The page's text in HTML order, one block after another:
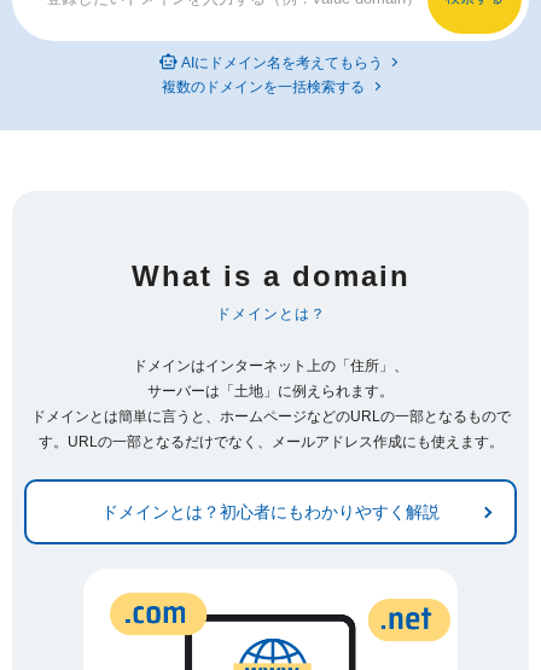
AIにドメイン名を考えてもらう
複数のドメインを一括検索する
What is a domain
ドメインとは？
ドメインはインターネット上の「住所」、
サーバーは「土地」に例えられます。
ドメインとは簡単に言うと、ホームページなどのURLの一部となるもので
す。URLの一部となるだけでなく、メールアドレス作成にも使えます。
ドメインとは？初心者にもわかりやすく解説